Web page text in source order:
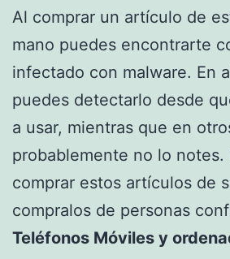
Al comprar un artículo de
mano puedes encontrarte
infectado con malware. En
puedes detectarlo desde
a usar, mientras que en
probablemente no lo notes.
comprar estos artículos de
compralos de personas
Teléfonos Móviles y